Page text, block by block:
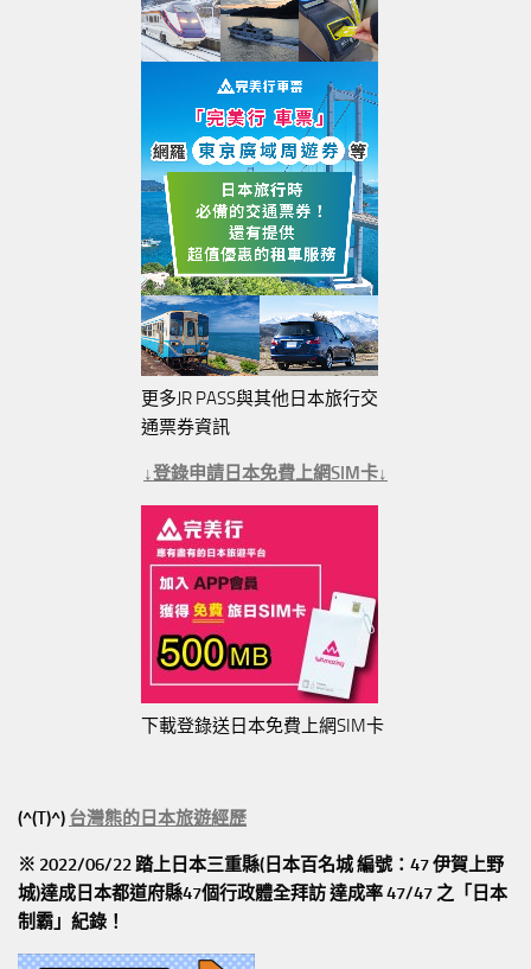
更多JR PASS與其他日本旅行交
通票券資訊
↓登錄申請日本免費上網SIM卡↓
下載登錄送日本免費上網SIM卡
(^(T)^) 台灣熊的日本旅遊經歷
※ 2022/06/22 踏上日本三重縣(日本百名城 編號：47 伊賀上野
城)達成日本都道府縣47個行政體全拜訪達成率 47/47 之「日本
制霸」紀錄！